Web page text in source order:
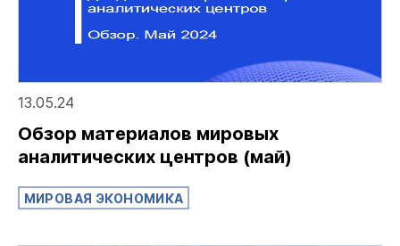
13.05.24
Обзор материалов мировых
аналитических центров (май)
МИРОВАЯ ЭКОНОМИКА